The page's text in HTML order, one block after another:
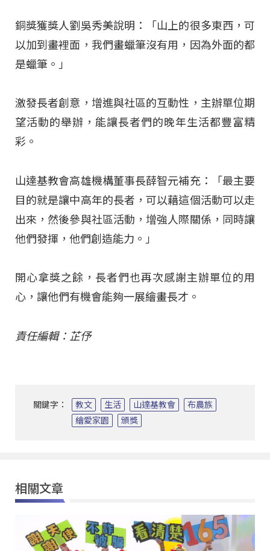
銅獎獲獎人劉吳秀美說明：「山上的很多東西，可
以加到畫裡面，我們畫蠟筆沒有用，因為外面的都
是蠟筆。」
激發長者創意，增進與社區的互動性，主辦單位期
望活動的舉辦，能讓長者們的晚年生活都豐富精
彩。
山達基教會高雄機構董事長薛智元補充：「最主要
目的就是讓中高年的長者，可以藉這個活動可以走
出來，然後參與社區活動，增強人際關係，同時讓
他們發揮，他們創造能力。」
開心拿獎之餘，長者們也再次感謝主辦單位的用
心，讓他們有機會能夠一展繪畫長才。
責任編輯：芷伃
關鍵字： 教文 生活 山達基教會
布農族
繪愛家園
頒獎
相關文章